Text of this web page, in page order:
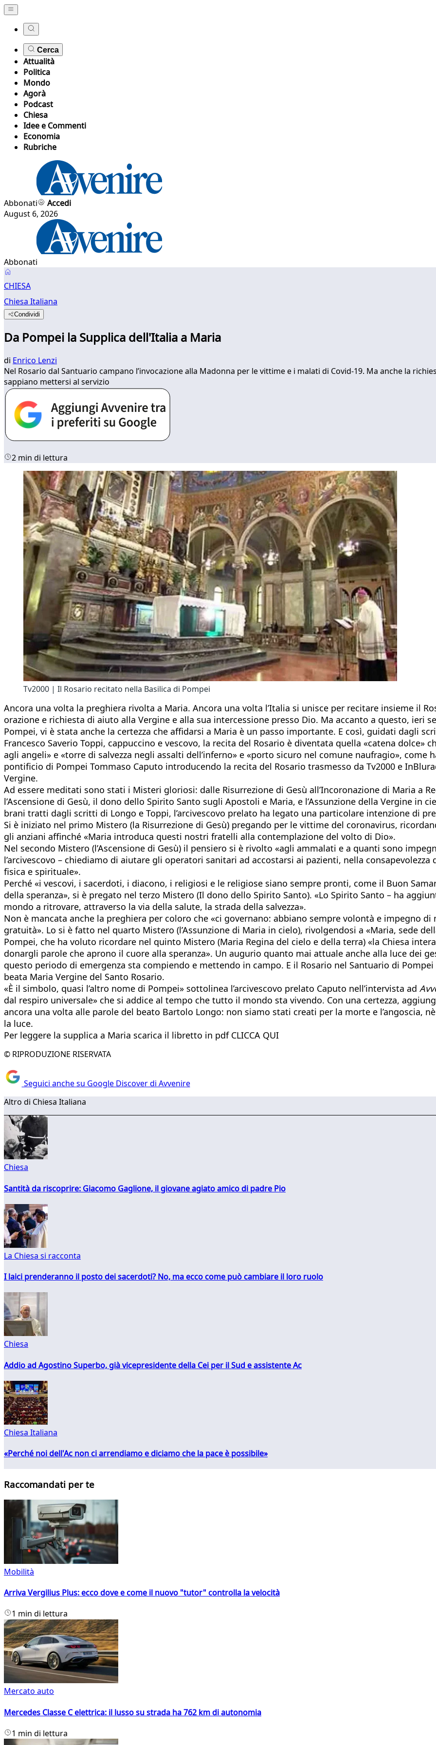
Cerca
Attualità
Politica
Mondo
Agorà
Podcast
Chiesa
Idee e Commenti
Economia
Rubriche
Abbonati
Accedi
August 6, 2026
Abbonati
CHIESA
Chiesa Italiana
Condividi
Da Pompei la Supplica dell'Italia a Maria
di Enrico Lenzi
Nel Rosario dal Santuario campano l’invocazione alla Madonna per le vittime e i malati di Covid-19. Ma anche la
sappiano mettersi al servizio
2 min di lettura
Tv2000 | Il Rosario recitato nella Basilica di Pompei
Ancora una volta la preghiera rivolta a Maria. Ancora una volta l’Italia si unisce per recitare insieme il
orazione e richiesta di aiuto alla Vergine e alla sua intercessione presso Dio. Ma accanto a questo, ieri
Pompei, vi è stata anche la certezza che affidarsi a Maria è un passo importante. E così, guidati dagli
Francesco Saverio Toppi, cappuccino e vescovo, la recita del Rosario è diventata quella «catena dolce»
agli angeli» e «torre di salvezza negli assalti dell’inferno» e «porto sicuro nel comune naufragio», come
pontificio di Pompei Tommaso Caputo introducendo la recita del Rosario trasmesso da Tv2000 e
Vergine.
Ad essere meditati sono stati i Misteri gloriosi: dalle Risurrezione di Gesù all’Incoronazione di Maria a
l’Ascensione di Gesù, il dono dello Spirito Santo sugli Apostoli e Maria, e l’Assunzione della Vergine in
brani tratti dagli scritti di Longo e Toppi, l’arcivescovo prelato ha legato una particolare intenzione di
Si è iniziato nel primo Mistero (la Risurrezione di Gesù) pregando per le vittime del coronavirus,
gli anziani affinché «Maria introduca questi nostri fratelli alla contemplazione del volto di Dio».
Nel secondo Mistero (l’Ascensione di Gesù) il pensiero si è rivolto «agli ammalati e a quanti sono
l’arcivescovo – chiediamo di aiutare gli operatori sanitari ad accostarsi ai pazienti, nella
fisica e spirituale».
Perché «i vescovi, i sacerdoti, i diacono, i religiosi e le religiose siano sempre pronti, come il Buon
della speranza», si è pregato nel terzo Mistero (Il dono dello Spirito Santo). «Lo Spirito Santo – ha
mondo a ritrovare, attraverso la via della salute, la strada della salvezza».
Non è mancata anche la preghiera per coloro che «ci governano: abbiano sempre volontà e impegno
gratuità». Lo si è fatto nel quarto Mistero (l’Assunzione di Maria in cielo), rivolgendosi a «Maria, sede
Pompei, che ha voluto ricordare nel quinto Mistero (Maria Regina del cielo e della terra) «la Chiesa
donargli parole che aprono il cuore alla speranza». Un augurio quanto mai attuale anche alla luce dei
questo periodo di emergenza sta compiendo e mettendo in campo. E il Rosario nel Santuario di
beata Maria Vergine del Santo Rosario.
«È il simbolo, quasi l’altro nome di Pompei» sottolinea l’arcivescovo prelato Caputo nell’intervista ad
dal respiro universale» che si addice al tempo che tutto il mondo sta vivendo. Con una certezza,
ancora una volta alle parole del beato Bartolo Longo: non siamo stati creati per la morte e l’angoscia,
la luce.
Per leggere la supplica a Maria scarica il libretto in pdf CLICCA QUI
© RIPRODUZIONE RISERVATA
Seguici anche su Google Discover di Avvenire
Altro di Chiesa Italiana
Chiesa
Santità da riscoprire: Giacomo Gaglione, il giovane agiato amico di padre Pio
La Chiesa si racconta
I laici prenderanno il posto dei sacerdoti? No, ma ecco come può cambiare il loro ruolo
Chiesa
Addio ad Agostino Superbo, già vicepresidente della Cei per il Sud e assistente Ac
Chiesa Italiana
«Perché noi dell'Ac non ci arrendiamo e diciamo che la pace è possibile»
Raccomandati per te
Mobilità
Arriva Vergilius Plus: ecco dove e come il nuovo "tutor" controlla la velocità
1 min di lettura
Mercato auto
Mercedes Classe C elettrica: il lusso su strada ha 762 km di autonomia
1 min di lettura